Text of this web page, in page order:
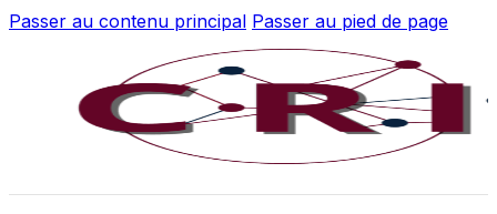
Passer au contenu principal Passer au pied de page